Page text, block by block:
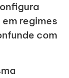
regimes
com